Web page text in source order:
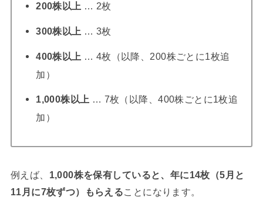
200株以上 … 2枚
300株以上 … 3枚
400株以上 … 4枚（以降、200株ごとに1枚追
加）
1,000株以上 … 7枚（以降、400株ごとに1枚追
加）
例えば、 1,000株を保有していると、年に14枚（5月と
11月に7枚ずつ）もらえることになります。